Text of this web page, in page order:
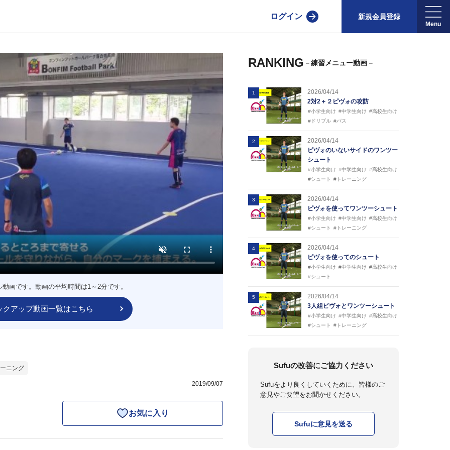
ログイン 新規会員登録
画です。動画の平均時間は1～2分です。
クアップ動画一覧はこちら
ニング
2019/09/07
お気に入り
RANKING －練習メニュー動画－
1
2026/04/14
2対2＋２ピヴォの攻防
#小学生向け #中学生向け #高校生向け
#ドリブル #パス
2
2026/04/14
ピヴォのいないサイドのワンツー
シュート
#小学生向け #中学生向け #高校生向け
#シュート
#トレーニング
3
2026/04/14
ピヴォを使ってワンツーシュート
#小学生向け #中学生向け #高校生向け
#シュート
#トレーニング
4
2026/04/14
ピヴォを使ってのシュート
#小学生向け #中学生向け #高校生向け
#シュート
5
2026/04/14
3人組ピヴォとワンツーシュート
#小学生向け #中学生向け #高校生向け
#シュート
#トレーニング
Sufuの改善にご協力ください
Sufuをより良くしていくために、皆様のご
意見やご要望をお聞かせください。
Sufuに意見を送る